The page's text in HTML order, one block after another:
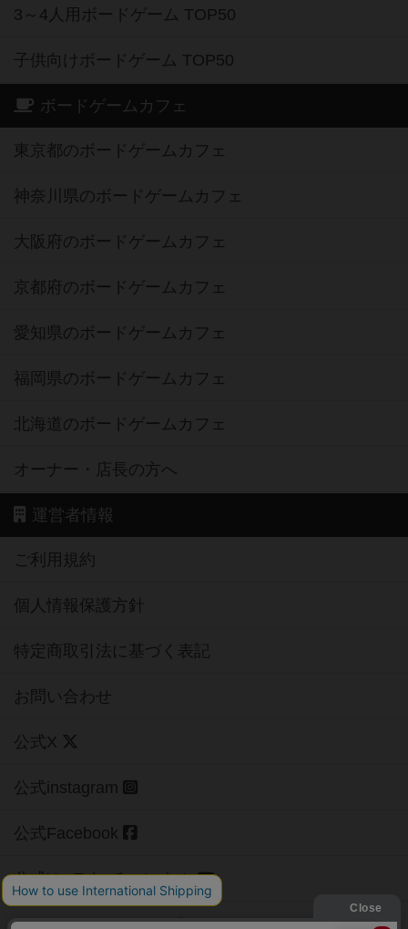
3～4人用ボードゲーム TOP50
子供向けボードゲーム TOP50
ボードゲームカフェ
東京都のボードゲームカフェ
神奈川県のボードゲームカフェ
大阪府のボードゲームカフェ
京都府のボードゲームカフェ
愛知県のボードゲームカフェ
福岡県のボードゲームカフェ
北海道のボードゲームカフェ
オーナー・店長の方へ
運営者情報
ご利用規約
個人情報保護方針
特定商取引法に基づく表記
お問い合わせ
公式X
公式instagram
公式Facebook
公式YouTubeチャンネル
Copyright (c)